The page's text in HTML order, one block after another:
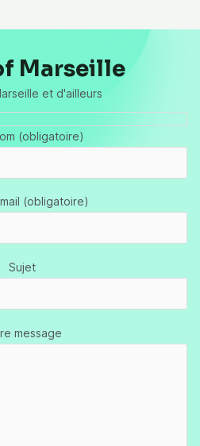
Marseille
et d'ailleurs
(obligatoire)
(obligatoire)
Sujet
message